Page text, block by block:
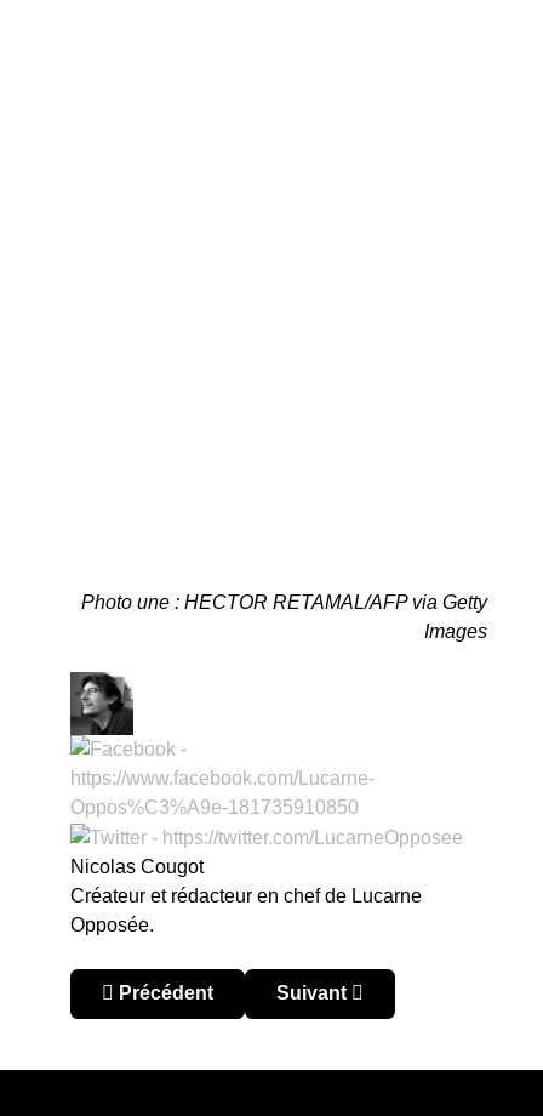
Photo une : HECTOR RETAMAL/AFP via Getty
Images
Nicolas Cougot
Créateur et rédacteur en chef de Lucarne
Opposée.
Article précédent : Coupe d’Asie 2023 : dans
Précédent Article suivant : Coupe
Suivant